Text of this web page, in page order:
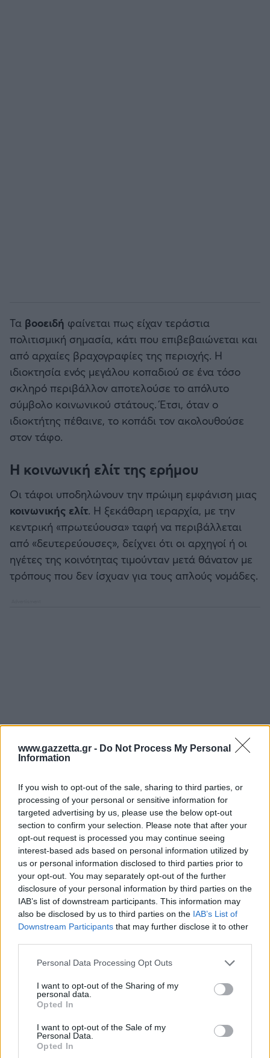
www.gazzetta.gr - Do Not Process My Personal
Information
If you wish to opt-out of the sale, sharing to third parties, or
processing of your personal or sensitive information for
targeted advertising by us, please use the below opt-out
section to confirm your selection. Please note that after your
opt-out request is processed you may continue seeing
interest-based ads based on personal information utilized by
us or personal information disclosed to third parties prior to
your opt-out. You may separately opt-out of the further
disclosure of your personal information by third parties on the
IAB’s list of downstream participants. This information may
also be disclosed by us to third parties on the IAB’s List of
Downstream Participants that may further disclose it to other
Please note that this website/app uses one or more Google
not limited to your visit or usage behaviour. You may click to
grant or deny consent to Google and its third-party tags to
use your data for below specified purposes in below Google
consent section.
Personal Data Processing Opt Outs
I want to opt-out of the Sharing of my
personal data.
Opted In
I want to opt-out of the Sale of my
Personal Data.
Opted In
Τα βοοειδή φαίνεται πως είχαν τεράστια
πολιτισμική σημασία, κάτι που επιβεβαιώνεται και
από αρχαίες βραχογραφίες της περιοχής. Η
ιδιοκτησία ενός μεγάλου κοπαδιού σε ένα τόσο
σκληρό περιβάλλον αποτελούσε το απόλυτο
σύμβολο κοινωνικού στάτους. Έτσι, όταν ο
ιδιοκτήτης πέθαινε, το κοπάδι τον ακολουθούσε
στον τάφο.
Η κοινωνική ελίτ της ερήμου
Οι τάφοι υποδηλώνουν την πρώιμη εμφάνιση μιας
κοινωνικής ελίτ. Η ξεκάθαρη ιεραρχία, με την
κεντρική «πρωτεύουσα» ταφή να περιβάλλεται
από «δευτερεύουσες», δείχνει ότι οι αρχηγοί ή οι
ηγέτες της κοινότητας τιμούνταν μετά θάνατον με
τρόπους που δεν ίσχυαν για τους απλούς νομάδες.
πόλεμο, αλλά από το
. Καθώς η κάποτε
πράσινη Σαχάρα άρχισε να ξεραίνεται κατά το
τέλος της «Αφρικανικής Υγρής Περιόδου
», η γη δεν
μπορούσε πλέον να συντηρήσει μεγάλα κοπάδια.